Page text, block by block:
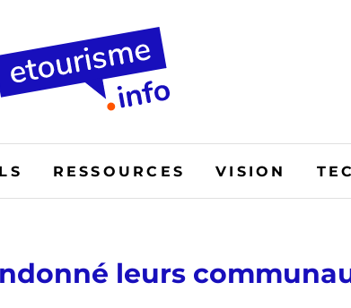
RESSOURCES VISION
leurs